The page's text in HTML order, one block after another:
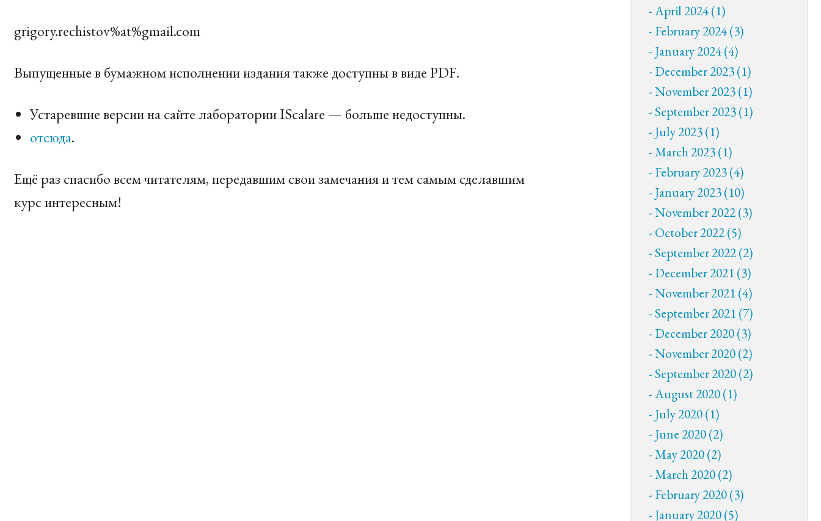
grigory.rechistov%at%gmail.com
Выпущенные в бумажном исполнении издания также доступны в видеPDF.
Устаревшие версии на сайте лаборатории IScalare — больше недоступны.
отсюда.
Ещё раз спасибо всем читателям, передавшим свои замечания и тем самым сделавшим
курс интересным!
April 2024 (1)
February 2024 (3)
January 2024 (4)
December 2023 (1)
November 2023 (1)
September 2023 (1)
July 2023 (1)
March 2023 (1)
February 2023 (4)
January 2023 (10)
November 2022 (3)
October 2022 (5)
September 2022 (2)
December 2021 (3)
November 2021 (4)
September 2021 (7)
December 2020 (3)
November 2020 (2)
September 2020 (2)
August 2020 (1)
July 2020 (1)
June 2020 (2)
May 2020 (2)
March 2020 (2)
February 2020 (3)
January 2020 (5)